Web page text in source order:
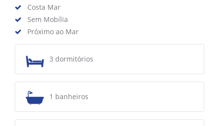
Costa Mar
Sem Mobília
Próximo ao Mar
3 dormitórios
1 banheiros